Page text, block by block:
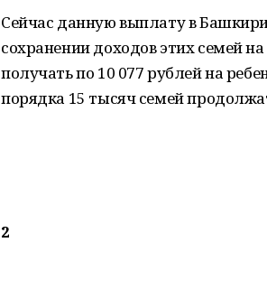
Сейчас данную выплату в
сохранении доходов этих семей
получать по 10 077 рублей на
порядка 15 тысяч семей
2